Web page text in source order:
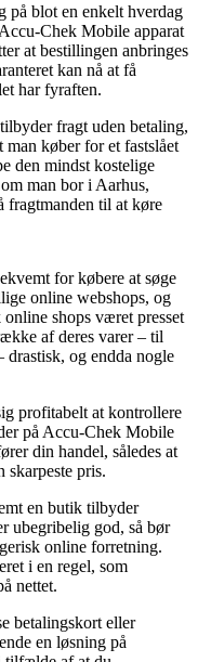
på blot en enkelt hverdag
Chek Mobile apparat
at bestillingen anbringes
kan nå at få
har fyraften.
fragt uden betaling,
køber for et fastslået
den mindst kostelige
man bor i Aarhus,
fragtmanden til at køre
for købere at søge
online webshops, og
shops været presset
af deres varer – til
og endda nogle
profitabelt at kontrollere
på Accu-Chek Mobile
din handel, således at
skarpeste pris.
en butik tilbyder
ubegribelig god, så bør
online forretning.
i en regel, som
nettet.
betalingskort eller
en løsning på